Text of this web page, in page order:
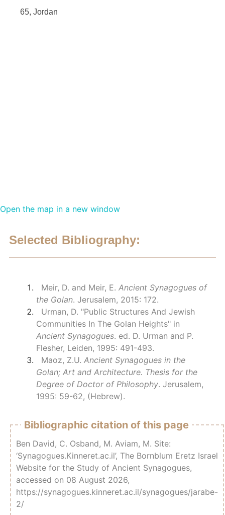
65, Jordan
Open the map in a new window
Selected Bibliography:
Meir, D. and Meir, E. Ancient Synagogues of
the Golan. Jerusalem, 2015: 172.
Urman, D. "Public Structures And Jewish
Communities In The Golan Heights" in
Ancient Synagogues. ed. D. Urman and P.
Flesher, Leiden, 1995: 491-493.
Maoz, Z.U. Ancient Synagogues in the
Golan; Art and Architecture. Thesis for the
Degree of Doctor of Philosophy. Jerusalem,
1995: 59-62, (Hebrew).
Bibliographic citation of this page
Ben David, C. Osband, M. Aviam, M. Site:
‘Synagogues.Kinneret.ac.il’, The Bornblum Eretz Israel
Website for the Study of Ancient Synagogues,
accessed on 08 August 2026,
https://synagogues.kinneret.ac.il/synagogues/jarabe-
2/